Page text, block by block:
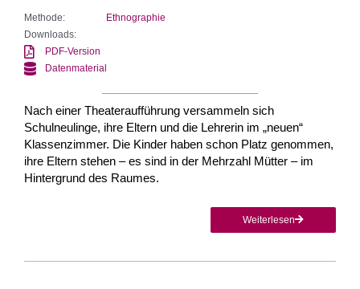
Methode:
Ethnographie
Downloads:
PDF-Version
Datenmaterial
Nach einer Theateraufführung versammeln sich
Schulneulinge, ihre Eltern und die Lehrerin im „neuen“
Klassenzimmer. Die Kinder haben schon Platz genommen,
ihre Eltern stehen – es sind in der Mehrzahl Mütter – im
Hintergrund des Raumes.
Weiterlesen